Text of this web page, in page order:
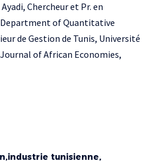
Chercheur et Pr. en
of Quantitative
de Gestion de Tunis, Université
of African Economies,
industrie tunisienne